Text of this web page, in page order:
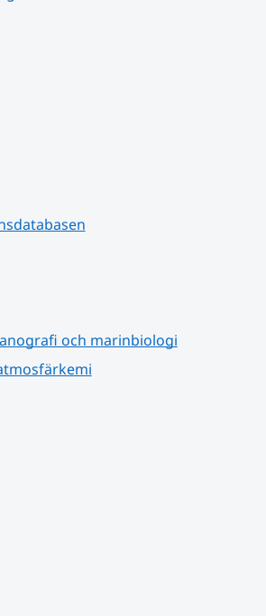
annan webbplats.
och marinbiologi
webbplats.
webbplats.